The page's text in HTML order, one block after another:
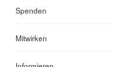
Spenden
Mitwirken